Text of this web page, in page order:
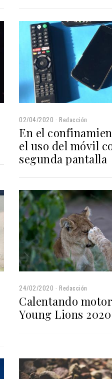
02/04/2020 Redacción
En el
el uso del móvil
segunda pantalla
24/02/2020 Redacción
Calentando
Young Lions 2020